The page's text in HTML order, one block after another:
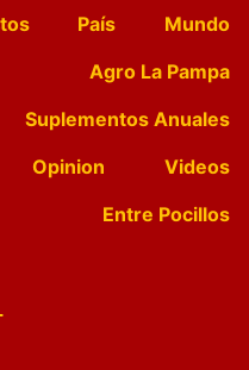
País
Mundo
Agro La Pampa
Suplementos Anuales
Opinion
Videos
Entre Pocillos